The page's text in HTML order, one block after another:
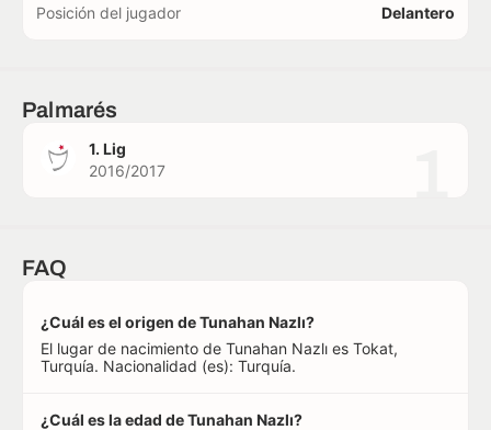
Posición del jugador Delantero
Palmarés
1. Lig
2016/2017
FAQ
¿Cuál es el origen de Tunahan Nazlı?
El lugar de nacimiento de Tunahan Nazlı es Tokat,
Turquía. Nacionalidad (es): Turquía.
¿Cuál es la edad de Tunahan Nazlı?